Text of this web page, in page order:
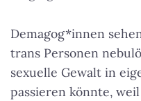
Demagog*innen
trans Personen
sexuelle Gewalt in
passieren könnte,